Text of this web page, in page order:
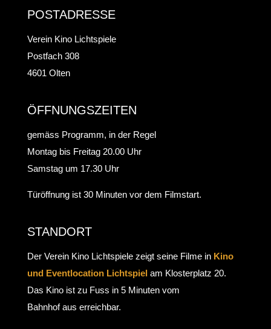
POSTADRESSE
Verein Kino Lichtspiele
Postfach 308
4601 Olten
ÖFFNUNGSZEITEN
gemäss Programm, in der Regel
Montag bis Freitag 20.00 Uhr
Samstag um 17.30 Uhr
Türöffnung ist 30 Minuten vor dem Filmstart.
STANDORT
Der Verein Kino Lichtspiele zeigt seine Filme in Kino
und Eventlocation Lichtspielam Klosterplatz 20.
Das Kino ist zu Fuss in 5 Minuten vom
Bahnhof aus erreichbar.